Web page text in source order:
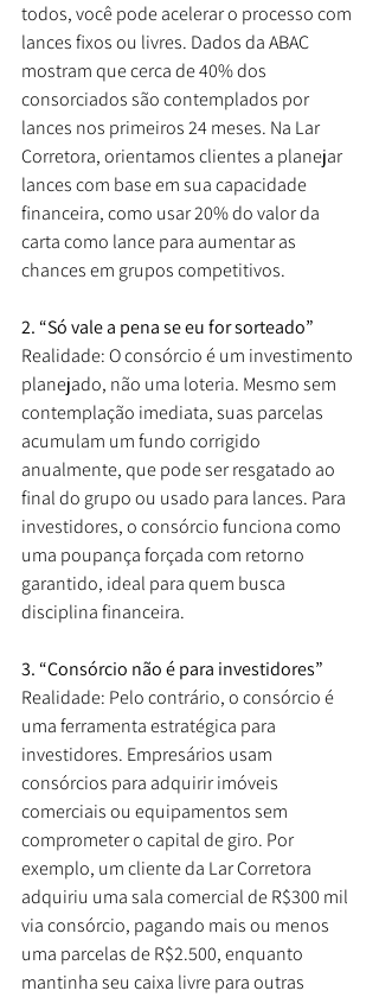
todos, você pode acelerar o processo com
lances fixos ou livres. Dados da ABAC
mostram que cerca de 40% dos
consorciados são contemplados por
lances nos primeiros 24 meses. Na Lar
Corretora, orientamos clientes a planejar
lances com base em sua capacidade
financeira, como usar 20% do valor da
carta como lance para aumentar as
chances em grupos competitivos.
2. “Só vale a pena se eu for sorteado”
Realidade: O consórcio é um investimento
planejado, não uma loteria. Mesmo sem
contemplação imediata, suas parcelas
acumulam um fundo corrigido
anualmente, que pode ser resgatado ao
final do grupo ou usado para lances. Para
investidores, o consórcio funciona como
uma poupança forçada com retorno
garantido, ideal para quem busca
disciplina financeira.
3. “Consórcio não é para investidores”
Realidade: Pelo contrário, o consórcio é
uma ferramenta estratégica para
investidores. Empresários usam
consórcios para adquirir imóveis
comerciais ou equipamentos sem
comprometer o capital de giro. Por
exemplo, um cliente da Lar Corretora
adquiriu uma sala comercial de R$300 mil
via consórcio, pagando mais ou menos
uma parcelas de R$2.500, enquanto
mantinha seu caixa livre para outras